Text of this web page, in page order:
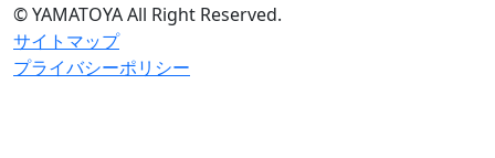
© YAMATOYA All Right Reserved.
サイトマップ
プライバシーポリシー